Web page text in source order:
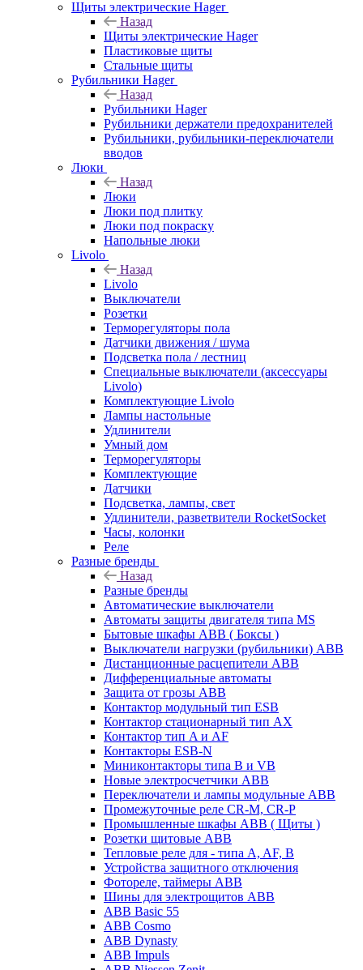
Щиты электрические Hager
Назад
Щиты электрические Hager
Пластиковые щиты
Стальные щиты
Рубильники Hager
Назад
Рубильники Hager
Рубильники держатели предохранителей
Рубильники, рубильники-переключатели
вводов
Люки
Назад
Люки
Люки под плитку
Люки под покраску
Напольные люки
Livolo
Назад
Livolo
Выключатели
Розетки
Терморегуляторы пола
Датчики движения / шума
Подсветка пола / лестниц
Специальные выключатели (аксессуары
Livolo)
Комплектующие Livolo
Лампы настольные
Удлинители
Умный дом
Терморегуляторы
Комплектующие
Датчики
Подсветка, лампы, свет
Удлинители, разветвители RocketSocket
Часы, колонки
Реле
Разные бренды
Назад
Разные бренды
Автоматические выключатели
Автоматы защиты двигателя типа MS
Бытовые шкафы ABB ( Боксы )
Выключатели нагрузки (рубильники) ABB
Дистанционные расцепители ABB
Дифференциальные автоматы
Защита от грозы ABB
Контактор модульный тип ESB
Контактор стационарный тип AX
Контактор тип A и AF
Контакторы ESB-N
Миниконтакторы типа B и VB
Новые электросчетчики ABB
Переключатели и лампы модульные ABB
Промежуточные реле CR-M, CR-P
Промышленные шкафы ABB ( Щиты )
Розетки щитовые ABB
Тепловые реле для - типа A, AF, B
Устройства защитного отключения
Фотореле, таймеры ABB
Шины для электрощитов АВВ
ABB Basic 55
ABB Cosmo
ABB Dynasty
ABB Impuls